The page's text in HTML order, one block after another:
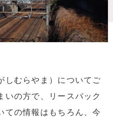
しむらやま）についてご
いの方で、リースバック
ての情報はもちろん、今